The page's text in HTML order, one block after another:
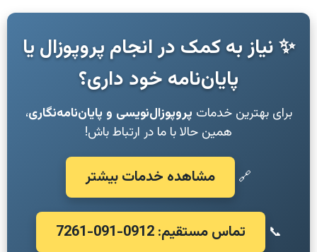
✨ نیاز به کمک در انجام پروپوزال یا
پایان‌نامه خود داری؟
برای بهترین خدماتپروپوزال‌نویسی و پایان‌نامه‌نگاری،
همین حالا با ما در ارتباط باش!
🔗 مشاهده خدمات بیشتر
📞 تماس مستقیم: 0912-091-7261